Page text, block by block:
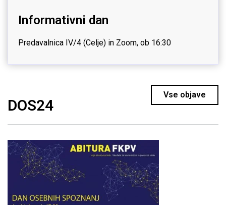
Informativni dan
Predavalnica IV/4 (Celje) in Zoom, ob 16:30
Vse objave
DOS24